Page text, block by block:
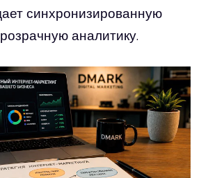
синхронизированную
аналитику.